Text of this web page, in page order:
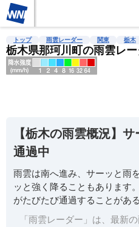
雨雲レーダー 台風情報 地震情報
トップ 雨雲レーダー 関東 栃木
栃木県那珂川町の雨雲レ
【栃木の雨雲概況】
通過中
雨雲は南へ進み、サーッと雨
ッと強く降ることもあります
がたびたび通過することがあ
「雨雲レーダー」は、最新